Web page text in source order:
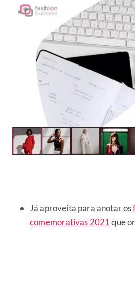
Já aproveita para anotar os
comemorativas 2021que